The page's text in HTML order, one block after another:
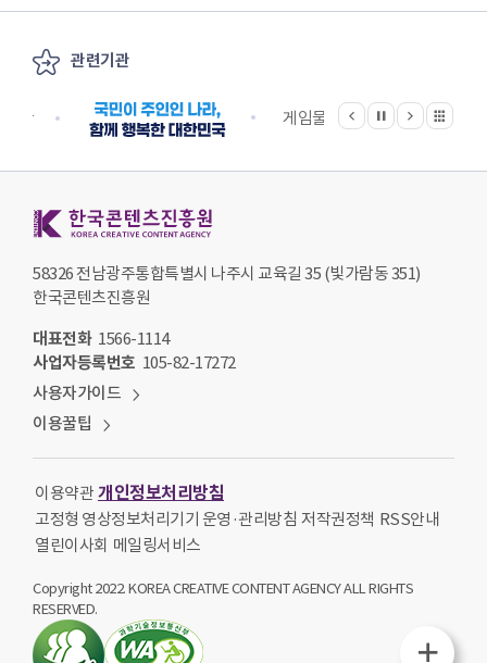
관련기관
게임물관리위원회
이전
정지
다음 관련기관 전체보기
58326 전남광주통합특별시 나주시 교육길 35 (빛가람동 351)
한국콘텐츠진흥원
대표전화 1566-1114
사업자등록번호 105-82-17272
사용자가이드
이용꿀팁
이용약관 개인정보처리방침
고정형 영상정보처리기기 운영·관리방침 저작권정책 RSS안내
열린이사회 메일링서비스
Copyright 2022. KOREA CREATIVE CONTENT AGENCY ALL RIGHTS
RESERVED.